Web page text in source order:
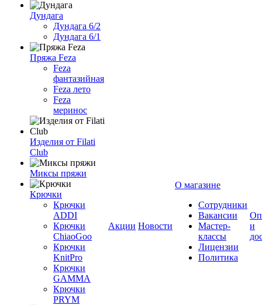
Дундага
Дундага 6/2
Дундага 6/1
Пряжа Feza
Feza
фантазийная
Feza лето
Feza
меринос
Изделия от Filati
Club
Миксы пряжи
Крючки
Крючки
ADDI
Крючки
ChiaoGoo
Крючки
KnitPro
Крючки
GAMMA
Крючки
PRYM
Акции Новости
О магазине
Сотрудники
Вакансии
Мастер-
классы
Лицензии
Политика
и